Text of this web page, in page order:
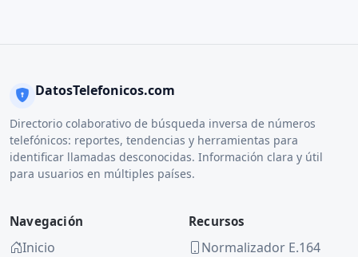
DatosTelefonicos.com
Directorio colaborativo de búsqueda inversa de números
telefónicos: reportes, tendencias y herramientas para
identificar llamadas desconocidas. Información clara y útil
para usuarios en múltiples países.
Navegación
Inicio
Recursos
Normalizador E.164